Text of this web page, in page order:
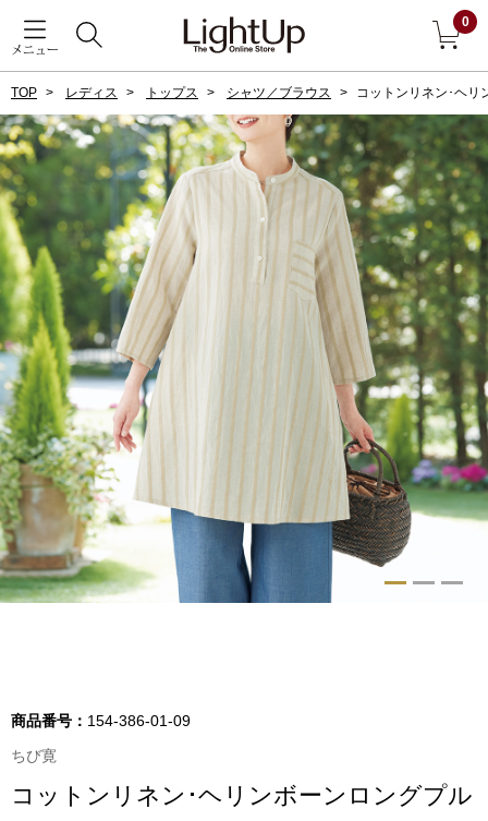
メニュー
0
すべて見る
ダーウェア
戻る
アウター
ジャケット
コート
ブルゾン
その他
トップス
Tシャツ／カッ
セーター／カ
TOP レディス トップス シャツ／ブラウス コットンリネン･ヘリ
商品番号： 154-386-01-09
ちび寛
コットンリネン･ヘリンボーンロングプル